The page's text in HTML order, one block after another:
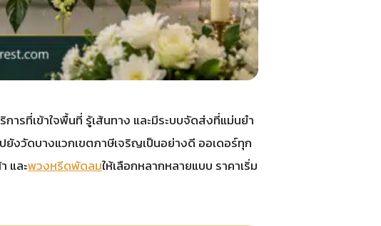
รที่เข้าใจพื้นที่ รู้เส้นทาง และมีระบบจัดส่งที่แม่นยำ
ยังวัดบางแวกเขตภาษีเจริญเป็นอย่างดี ออเดอร์ทุก
และพวงหรีดพัดลมให้เลือกหลากหลายแบบ ราคาเริ่ม